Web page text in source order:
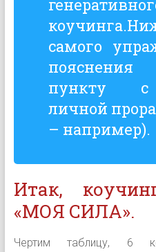
самого
пункту с
личной
– например).
Итак,
«МОЯ СИЛА».
Чертим таблицу, 6